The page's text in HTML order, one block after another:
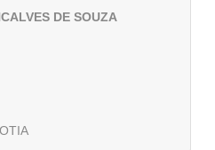
DE SOUZA